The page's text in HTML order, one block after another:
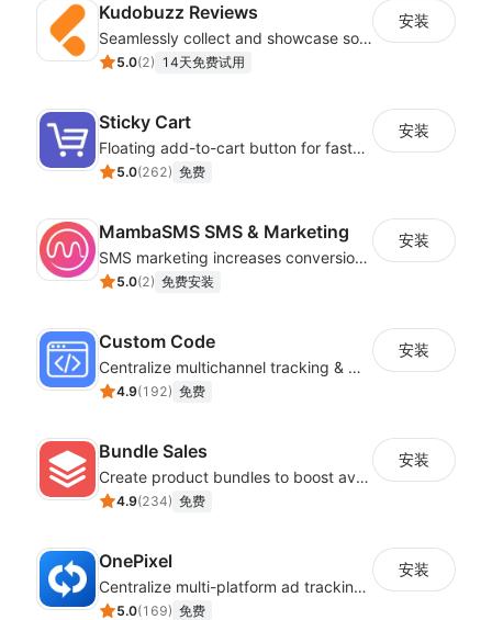
Kudobuzz Reviews
Seamlessly collect and showcase social & photo reviews to boost organic traffic
5.0(2) 14天免费试用
安装
Sticky Cart
Floating add-to-cart button for faster checkouts
5.0(262) 免费
安装
MambaSMS SMS & Marketing
SMS marketing increases conversion rate and re-purchase rate of users
5.0(2) 免费安装
安装
Custom Code
Centralize multichannel tracking & marketing codes in one place
4.9(192) 免费
安装
Bundle Sales
Create product bundles to boost average order value
4.9(234) 免费
安装
OnePixel
Centralize multi-platform ad tracking to better enhance your advertising results
5.0(169) 免费
安装